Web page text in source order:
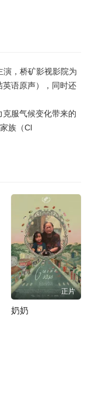
演，桥矿影视影院为
语原声），同时还
服气候变化带来的
族（Cl
正片
奶奶